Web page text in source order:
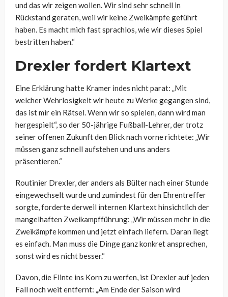
und das wir zeigen wollen. Wir sind sehr schnell in
Rückstand geraten, weil wir keine Zweikämpfe geführt
haben. Es macht mich fast sprachlos, wie wir dieses Spiel
bestritten haben.“
Drexler fordert Klartext
Eine Erklärung hatte Kramer indes nicht parat: „Mit
welcher Wehrlosigkeit wir heute zu Werke gegangen sind,
das ist mir ein Rätsel. Wenn wir so spielen, dann wird man
hergespielt“, so der 50-jährige Fußball-Lehrer, der trotz
seiner offenen Zukunft den Blick nach vorne richtete: „Wir
müssen ganz schnell aufstehen und uns anders
präsentieren.“
Routinier Drexler, der anders als Bülter nach einer Stunde
eingewechselt wurde und zumindest für den Ehrentreffer
sorgte, forderte derweil internen Klartext hinsichtlich der
mangelhaften Zweikampfführung: „Wir müssen mehr in die
Zweikämpfe kommen und jetzt einfach liefern. Daran liegt
es einfach. Man muss die Dinge ganz konkret ansprechen,
sonst wird es nicht besser.“
Davon, die Flinte ins Korn zu werfen, ist Drexler auf jeden
Fall noch weit entfernt: „Am Ende der Saison wird